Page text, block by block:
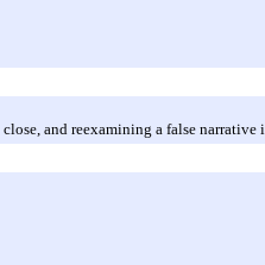
and reexamining a false narrative